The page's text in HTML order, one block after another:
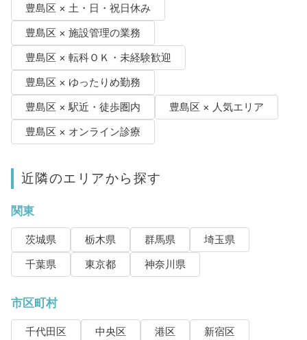
豊島区 × 土・日・祝日休み
豊島区 × 施設管理の業務
豊島区 × 転科ＯＫ・未経験歓迎
豊島区 × ゆったりめ勤務
豊島区 × 駅近・徒歩圏内
豊島区 × 人気エリア
豊島区 × オンライン診療
近隣のエリアから探す
関東
茨城県 栃木県 群馬県
埼玉県
千葉県
東京都 神奈川県
市区町村
千代田区 中央区 港区
新宿区